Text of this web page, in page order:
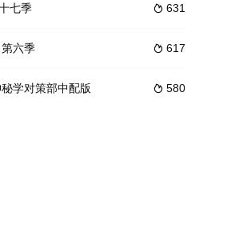
欲归隐山林，不
空的熬炼，岁月长河的洗礼，他化万古，他化自
簌 配音）、大胖狗朱古力（简耀宗 配音）一起过
 631
七季
 617
六季
 580
学对策部中配版